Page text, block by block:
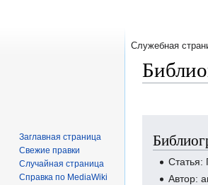
навигации
поиску
Статья:
Автор:
Служебная
Заглавная страница
Свежие правки
Случайная страница
Справка по MediaWiki